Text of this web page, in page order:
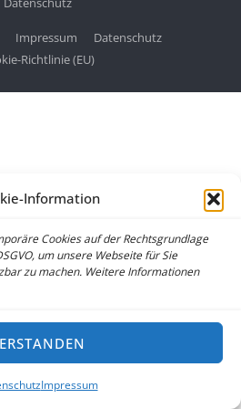
Information
Cookies auf der Rechtsgrundlage
um unsere Webseite für Sie
zu machen. Weitere Informationen
Impressum
Impressum
Datenschutz
Richtlinie (EU)